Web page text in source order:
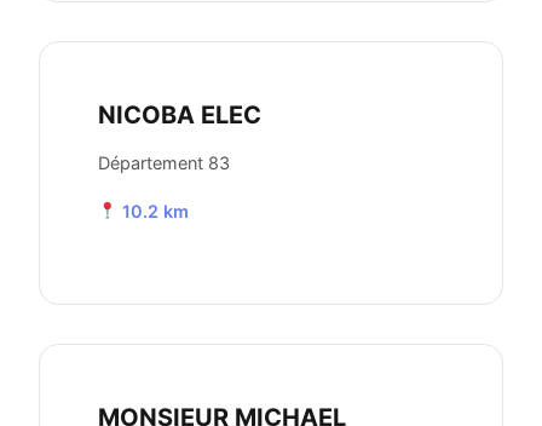
NICOBA ELEC
Département 83
10.2 km
MONSIEUR MICHAEL